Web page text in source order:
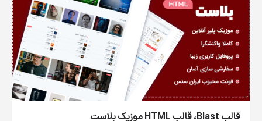
قالب Blast، قالب HTML موزیک بلاست